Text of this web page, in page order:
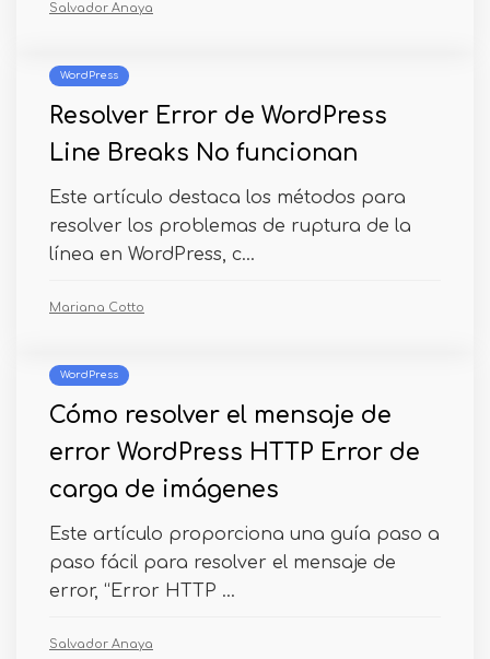
Salvador Anaya
WordPress
Resolver Error de WordPress
Line Breaks No funcionan
Este artículo destaca los métodos para
resolver los problemas de ruptura de la
línea en WordPress, c...
Mariana Cotto
WordPress
Cómo resolver el mensaje de
error WordPress HTTP Error de
carga de imágenes
Este artículo proporciona una guía paso a
paso fácil para resolver el mensaje de
error, “Error HTTP ...
Salvador Anaya